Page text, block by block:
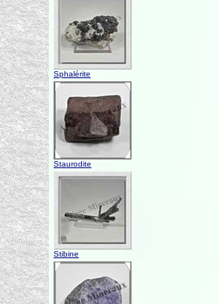
Sphalérite
Staurodite
Stibine